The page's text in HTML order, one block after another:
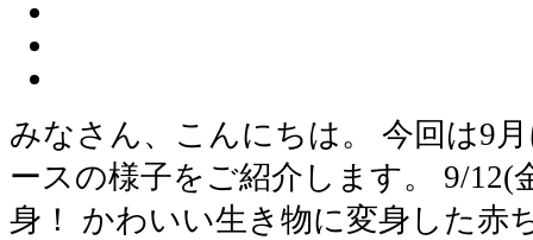
みなさん、こんにちは。 今回は9
ースの様子をご紹介します。 9/12(
身！ かわいい生き物に変身した赤